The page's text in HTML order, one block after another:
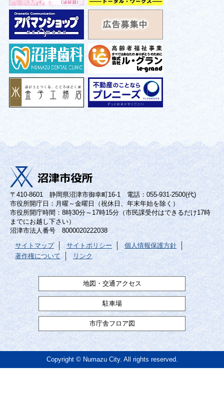
〒410-8601 静岡県沼津市御幸町16-1 電話：055-931-2500(代)
市役所開庁日：月曜～金曜日（祝休日、年末年始を除く）
市役所開庁時間：8時30分～17時15分（市民課受付はできるだけ17時
までにお越し下さい）
沼津市法人番号 8000020222038
サイトマップ サイトポリシー
個人情報保護方針
著作権について
リンク
地図・交通アクセス
駐車場
市庁舎フロア図
Copyright © Numazu City. All rights reserved.